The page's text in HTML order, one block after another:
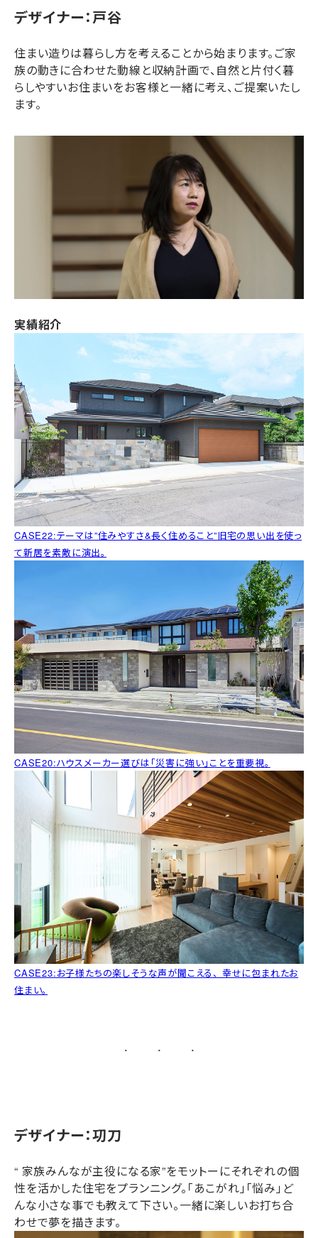
デザイナー：戸谷
住まい造りは暮らし方を考えることから始まります。ご家
族の動きに合わせた動線と収納計画で、自然と片付く暮
らしやすいお住まいをお客様と一緒に考え、ご提案いたし
ます。
実績紹介
CASE22:テーマは”住みやすさ&長く住めること”旧宅の思い出を使っ
て新居を素敵に演出。
CASE20:ハウスメーカー選びは「災害に強い」ことを重要視。
CASE23:お子様たちの楽しそうな声が聞こえる、 幸せに包まれたお
住まい。
デザイナー：㓛刀
“ 家族みんなが主役になる家”をモットーにそれぞれの個
性を活かした住宅をプランニング。「あこがれ」「悩み」ど
んな小さな事でも教えて下さい。一緒に楽しいお打ち合
わせで夢を描きます。